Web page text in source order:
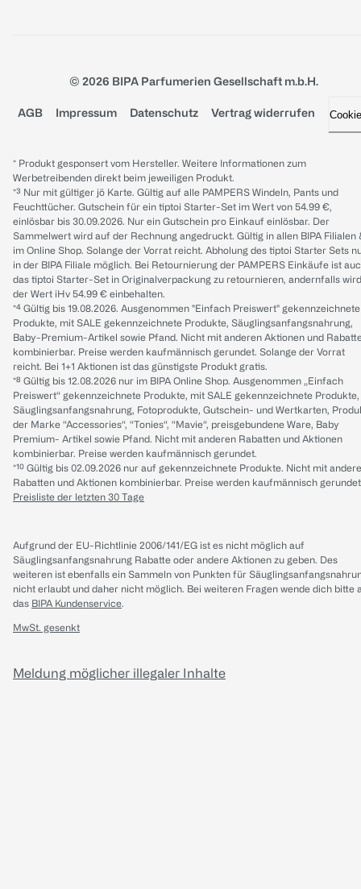
© 2026 BIPA Parfumerien Gesellschaft m.b.H.
AGB Impressum Datenschutz Vertrag widerrufen
* Produkt gesponsert vom Hersteller. Weitere Informationen zum
Werbetreibenden direkt beim jeweiligen Produkt.
*³ Nur mit gültiger jö Karte. Gültig auf alle PAMPERS Windeln, Pants und
Feuchttücher. Gutschein für ein tiptoi Starter-Set im Wert von 54.99 €,
einlösbar bis 30.09.2026. Nur ein Gutschein pro Einkauf einlösbar. Der
Sammelwert wird auf der Rechnung angedruckt. Gültig in allen BIPA Filialen
im Online Shop. Solange der Vorrat reicht. Abholung des tiptoi Starter Sets
in der BIPA Filiale möglich. Bei Retournierung der PAMPERS Einkäufe ist
das tiptoi Starter-Set in Originalverpackung zu retournieren, andernfalls wird
der Wert iHv 54.99 € einbehalten.
*⁴ Gültig bis 19.08.2026. Ausgenommen "Einfach Preiswert" gekennzeichnete
Produkte, mit SALE gekennzeichnete Produkte, Säuglingsanfangsnahrung,
Baby-Premium-Artikel sowie Pfand. Nicht mit anderen Aktionen und
kombinierbar. Preise werden kaufmännisch gerundet. Solange der Vorrat
reicht. Bei 1+1 Aktionen ist das günstigste Produkt gratis.
*⁸ Gültig bis 12.08.2026 nur im BIPA Online Shop. Ausgenommen „Einfach
Preiswert“ gekennzeichnete Produkte, mit SALE gekennzeichnete Produkte,
Säuglingsanfangsnahrung, Fotoprodukte, Gutschein- und Wertkarten,
der Marke “Accessories“, “Tonies“, “Mavie“, preisgebundene Ware, Baby
Premium- Artikel sowie Pfand. Nicht mit anderen Rabatten und Aktionen
kombinierbar. Preise werden kaufmännisch gerundet.
*¹⁰ Gültig bis 02.09.2026 nur auf gekennzeichnete Produkte. Nicht mit
Rabatten und Aktionen kombinierbar. Preise werden kaufmännisch
Preisliste der letzten 30 Tage
Aufgrund der EU-Richtlinie 2006/141/EG ist es nicht möglich auf
Säuglingsanfangsnahrung Rabatte oder andere Aktionen zu geben. Des
weiteren ist ebenfalls ein Sammeln von Punkten für
nicht erlaubt und daher nicht möglich. Bei weiteren Fragen wende dich bitte
das BIPA Kundenservice.
MwSt. gesenkt
Meldung möglicher illegaler Inhalte